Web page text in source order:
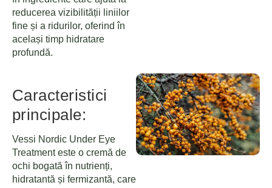
reducerea vizibilității liniilor
fine și a ridurilor, oferind în
același timp hidratare
profundă.
Caracteristici
principale:
Vessi Nordic Under Eye
Treatment este o cremă de
ochi bogată în nutrienți,
hidratantă și fermizantă, care